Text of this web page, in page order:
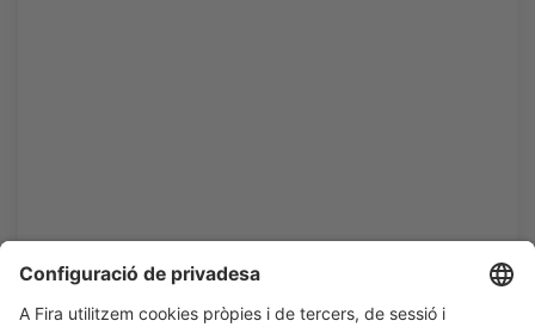
Unes distincions de BIZBARCELONA i Barcelona Activa per
posar
en valor la feina de pimes, entitats i persones que han destacat